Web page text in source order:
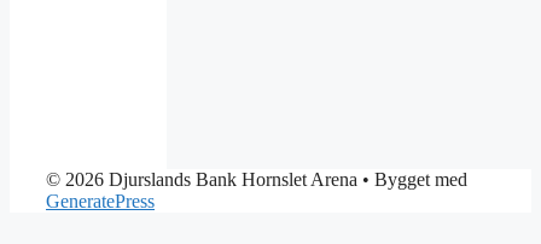
© 2026 Djurslands Bank Hornslet Arena • Bygget med
GeneratePress